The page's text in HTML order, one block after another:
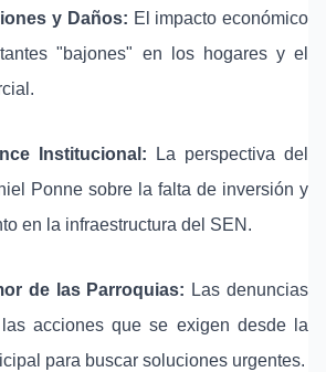
y Daños: El impacto económico
"bajones" en los hogares y el
Institucional: La perspectiva del
Ponne sobre la falta de inversión y
en la infraestructura del SEN.
de las Parroquias: Las denuncias
acciones que se exigen desde la
para buscar soluciones urgentes.